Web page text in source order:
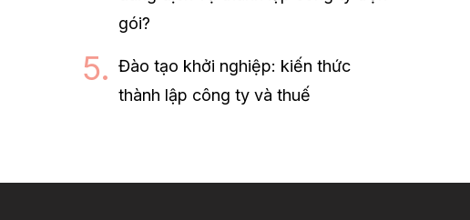
gói?
Đào tạo khởi nghiệp: kiến thức
thành lập công ty và thuế